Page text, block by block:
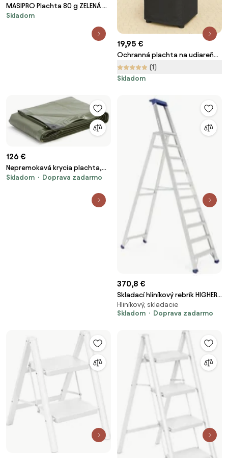
MASIPRO Plachta 80 g ZELENÁ 6
x 10 m
Skladom
19,95 €
Ochranná plachta na udiareň
PRESTIGE (1)
Skladom
126 €
Nepremokavá krycia plachta,
3x5 m
Skladom Doprava zadarmo
370,8 €
Skladací hliníkový rebrík HIGHER,
výška plošiny 2310 mm
Hliníkový, skladacie
Skladom
Doprava zadarmo